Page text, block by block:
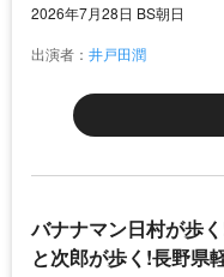
2026年7月28日 BS朝日
出演者： 井戸田潤
バナナマン日村が歩
と次郎が歩く!長野県